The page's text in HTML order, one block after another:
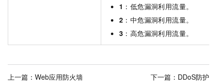
1 ：低危漏洞利用流量。
2 ：中危漏洞利用流量。
3 ：高危漏洞利用流量。
上一篇： Web应用防火墙 下一篇： DDoS防护